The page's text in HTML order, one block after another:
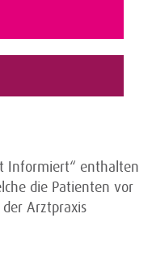
Informiert“ enthalten
die Patienten vor
Arztpraxis